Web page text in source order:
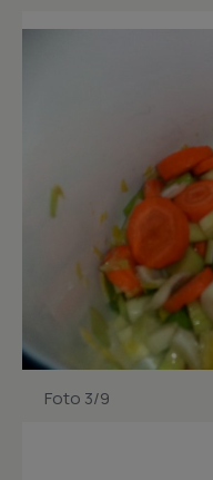
Foto 3/9